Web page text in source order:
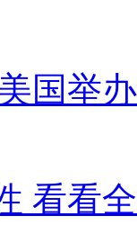
国举
看看